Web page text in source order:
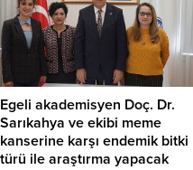
Mart 2024 Salı günü Üniversitenin
Tuzla Kampüsü’nde düzenlendi.
Konferansa İstanbul’daki 25
kurumdan yaklaşık 2000 öğrenci
katıldı. Açılış konuşmalarında
İstanbul Okan Üniversitesi
Mütevelli Heyet Başkan Yardımcısı
Işıl...
Egeli akademisyen Doç. Dr.
Sarıkahya ve ekibi meme
kanserine karşı endemik bitki
türü ile araştırma yapacak